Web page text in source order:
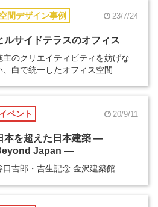
空間デザイン事例 23/7/24
ルサイドテラスのオフィス
主のクリエイティビティを妨げな
、白で統一したオフィス空間
イベント 20/9/11
本を超えた日本建築 ―
Japan ―
口吉郎・吉生記念 金沢建築館